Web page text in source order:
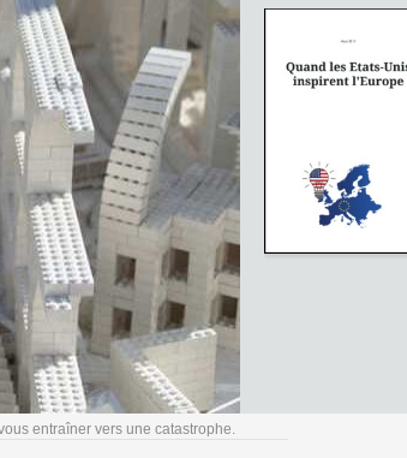
entraîner vers une catastrophe.